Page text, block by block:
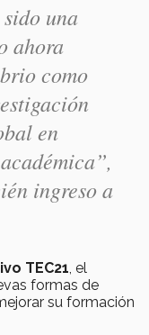
una
ahora
como
en
ingreso a
TEC21 , el
formas de
su formación